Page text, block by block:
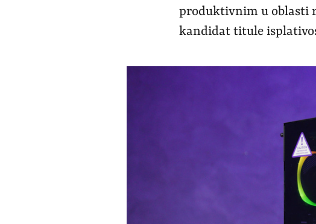
produktivnim u oblasti
kandidat titule